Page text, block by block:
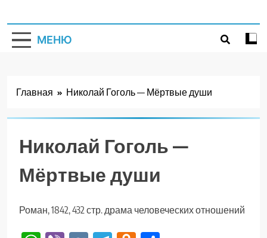
МЕНЮ
Главная Николай Гоголь — Мёртвые души
Николай Гоголь —
Мёртвые души
Роман, 1842, 432 стр. драма человеческих отношений